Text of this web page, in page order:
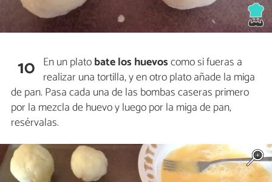
10 En un platobate los huevoscomo si fueras a
realizar una tortilla, y en otro plato añade la miga
de pan. Pasa cada una de las bombas caseras primero
por la mezcla de huevo y luego por la miga de pan,
resérvalas.